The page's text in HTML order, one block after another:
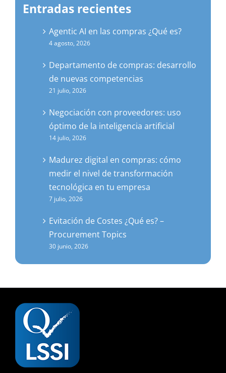
Entradas recientes
Agentic AI en las compras ¿Qué es?
4 agosto, 2026
Departamento de compras: desarrollo
de nuevas competencias
21 julio, 2026
Negociación con proveedores: uso
óptimo de la inteligencia artificial
14 julio, 2026
Madurez digital en compras: cómo
medir el nivel de transformación
tecnológica en tu empresa
7 julio, 2026
Evitación de Costes ¿Qué es? –
Procurement Topics
30 junio, 2026